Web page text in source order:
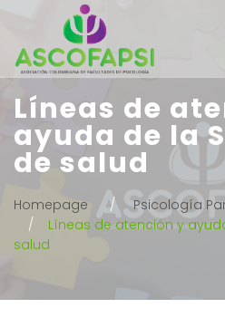
Líneas de
ayuda de la
de salud
Homepage
Psicología
Líneas de atención y
salud